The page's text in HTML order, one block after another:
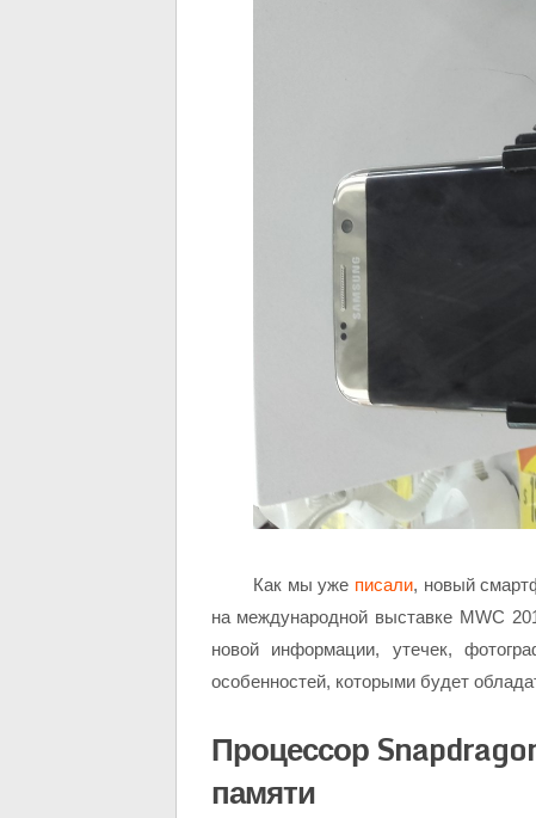
Как мы уже писали, новый
на международной выставке MWC
новой информации, утечек,
особенностей, которыми будет
Процессор
памяти